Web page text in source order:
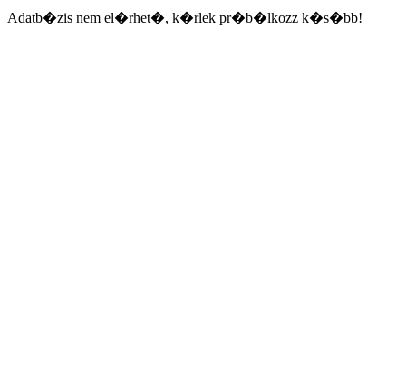
Adatb�zis nem el�rhet�, k�rlek pr�b�lkozz k�s�bb!